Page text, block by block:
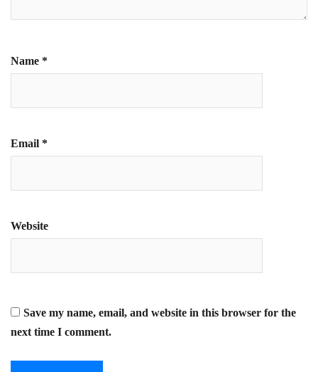
Name *
Email *
Website
Save my name, email, and website in this browser for the
next time I comment.